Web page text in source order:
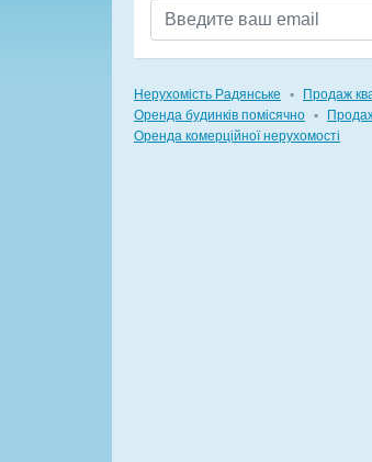
Нерухомість Радянське ▪ Продаж
Оренда будинків помісячно ▪
Оренда комерційної нерухомості